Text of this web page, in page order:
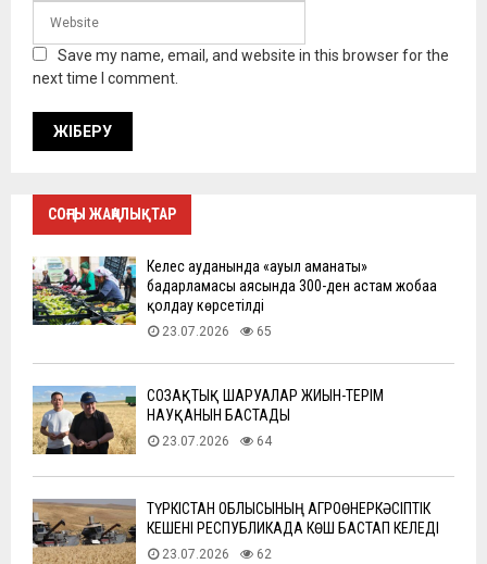
Save my name, email, and website in this browser for the
next time I comment.
СОҢҒЫ ЖАҢАЛЫҚТАР
Келес ауданында «ауыл аманаты»
бағдарламасы аясында 300-ден астам жобаға
қолдау көрсетілді
23.07.2026 65
СОЗАҚТЫҚ ШАРУАЛАР ЖИЫН-ТЕРІМ
НАУҚАНЫН БАСТАДЫ
23.07.2026 64
ТҮРКІСТАН ОБЛЫСЫНЫҢ АГРОӨНЕРКӘСІПТІК
КЕШЕНІ РЕСПУБЛИКАДА КӨШ БАСТАП КЕЛЕДІ
23.07.2026 62